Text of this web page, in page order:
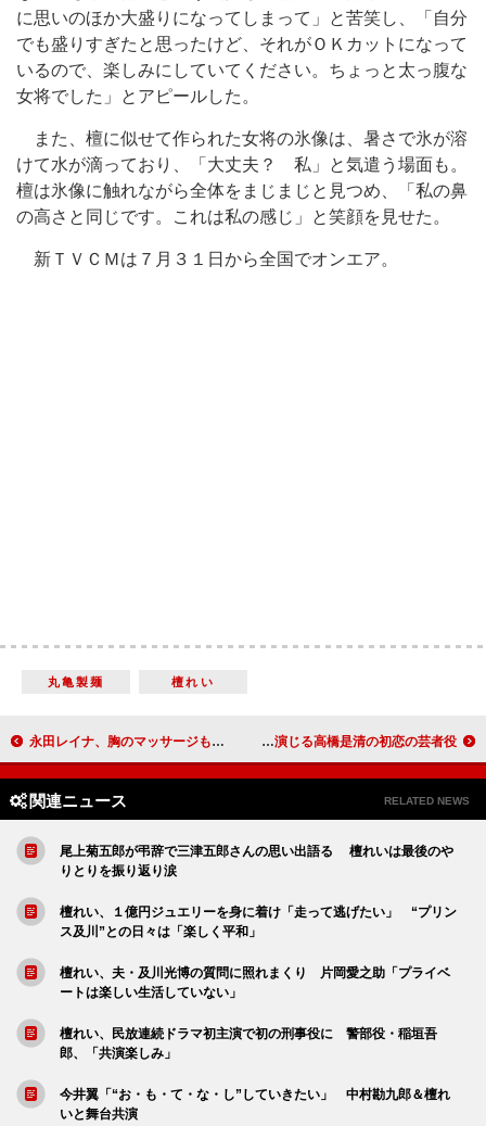
に思いのほか大盛りになってしまって」と苦笑し、「自分
でも盛りすぎたと思ったけど、それがＯＫカットになって
いるので、楽しみにしていてください。ちょっと太っ腹な
女将でした」とアピールした。
また、檀に似せて作られた女将の氷像は、暑さで氷が溶
けて水が滴っており、「大丈夫？ 私」と気遣う場面も。
檀は氷像に触れながら全体をまじまじと見つめ、「私の鼻
の高さと同じです。これは私の感じ」と笑顔を見せた。
新ＴＶＣＭは７月３１日から全国でオンエア。
丸亀製麺 檀れい
永田レイナ、胸のマッサージもしているが 「プライベートで水着になる予定はない」 壇蜜、お尻でかくまう「貴重な経験」 オダギリ演じる高橋是清の初恋の芸者役
関連ニュース RELATED NEWS
尾上菊五郎が弔辞で三津五郎さんの思い出語る 檀れいは最後のや
りとりを振り返り涙
檀れい、１億円ジュエリーを身に着け「走って逃げたい」 “プリン
ス及川”との日々は「楽しく平和」
檀れい、夫・及川光博の質問に照れまくり 片岡愛之助「プライベ
ートは楽しい生活していない」
檀れい、民放連続ドラマ初主演で初の刑事役に 警部役・稲垣吾
郎、「共演楽しみ」
今井翼「“お・も・て・な・し”していきたい」 中村勘九郎＆檀れ
いと舞台共演